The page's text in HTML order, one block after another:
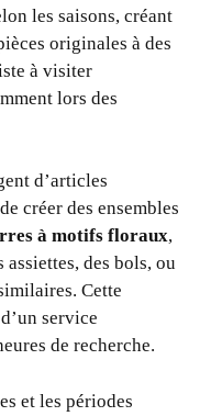
les saisons, créant
originales à des
à visiter
lors des
d’articles
créer des ensembles
à motifs floraux,
des bols, ou
Cette
service
de recherche.
et les périodes